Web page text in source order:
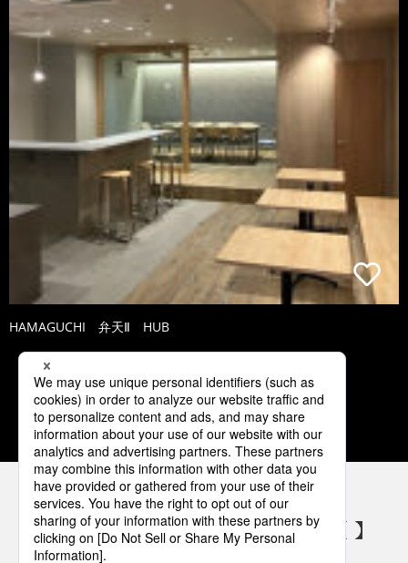
HAMAGUCHI 弁天Ⅱ HUB
1 2 3 4 5
パナソニックの電気設備 SNSアカウント